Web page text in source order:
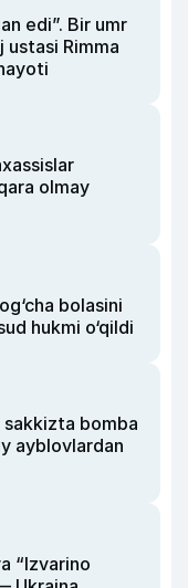
edi”. Bir umr
Rimma
olmay
bolasini
hukmi o‘qildi
sakkizta bomba
ayblovlardan
“Izvarino